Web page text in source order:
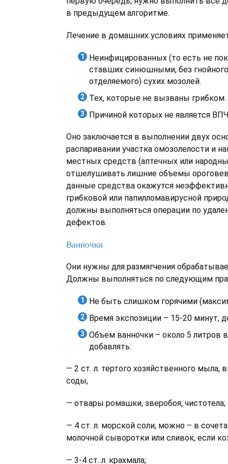
в предыдущем алгоритме.
Лечение в домашних условиях
Неинфицированных (то есть не
ставших синюшными, без гнойного
отделяемого) сухих мозолей.
Тех, которые не вызваны грибком.
Причиной которых не является
Оно заключается в выполнении двух
распаривании участка омозолелости и
местных средств (аптечных или
отшелушивать лишние объемы
данные средства окажутся
грибковой или папилломавирусной
должны выполняться операции по
дефектов.
Ванночки
Они нужны для размягчения
Должны выполняться по следующим
Не быть слишком горячими
Время экспозиции – 15-20 минут,
Объем ванночки – около 5 литров
добавлять:
— 2 ст. л. тертого хозяйственного мыла,
соды,
— отвары ромашки, зверобоя, чистотела;
— 4 ст. л. морской соли, можно – в
молочной сыворотки или сливок, если
— 3-4 ст. л. крахмала;